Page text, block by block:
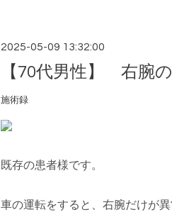
2025-05-09 13:32:00
【70代男性】 右腕
施術録
既存の患者様です。
車の運転をすると、右腕だけが